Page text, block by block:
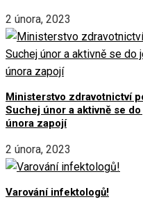
2 února, 2023
Ministerstvo zdravotnictví
Suchej únor a aktivně se
února zapojí
2 února, 2023
Varování infektologů!